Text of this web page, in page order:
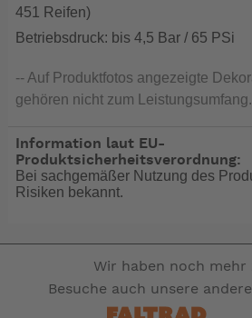
451 Reifen)
Betriebsdruck: bis 4,5 Bar / 65 PSi
-- Auf Produktfotos angezeigte
gehören nicht zum
Information laut EU-
Produktsicherheitsverordnung:
Bei sachgemäßer Nutzung des
Risiken bekannt.
Wir haben noch mehr
Besuche auch unsere